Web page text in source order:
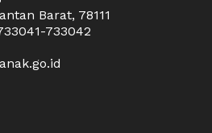
Barat, 78111
733042